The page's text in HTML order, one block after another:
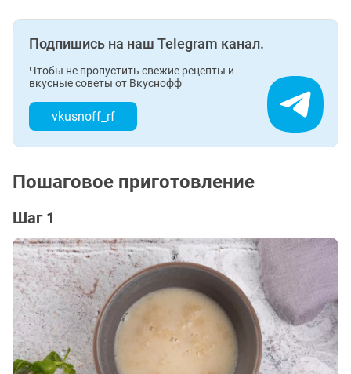
Подпишись на наш Telegram канал.
Чтобы не пропустить свежие рецепты и
вкусные советы от Вкуснофф
vkusnoff_rf
Пошаговое приготовление
Шаг 1